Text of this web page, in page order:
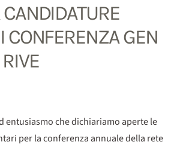
CONFERENZA GEN
entusiasmo che dichiariamo aperte le
per la conferenza annuale della rete